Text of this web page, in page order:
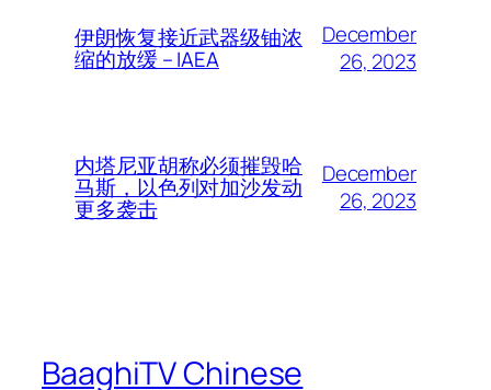
伊朗恢复接近武器级铀浓
缩的放缓 – IAEA
December
26, 2023
内塔尼亚胡称必须摧毁哈
马斯，以色列对加沙发动
更多袭击
December
26, 2023
BaaghiTV Chinese